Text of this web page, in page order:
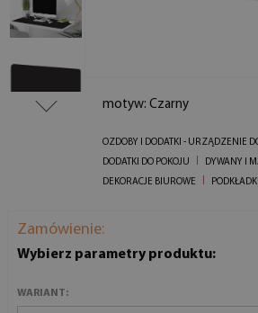
motyw: Czarny
OZDOBY I DODATKI - URZĄDZENIE
DODATKI DO POKOJU
DYWANY I
DEKORACJE BIUROWE
Zamówienie:
Wybierz parametry produktu:
WARIANT: